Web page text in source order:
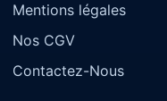
Mentions légales
Nos CGV
Contactez-Nous